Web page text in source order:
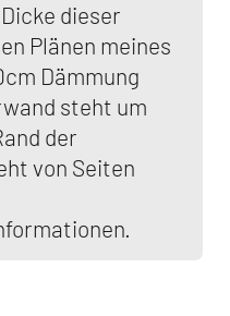
dieser
Plänen meines
Dämmung
steht um
der
von Seiten